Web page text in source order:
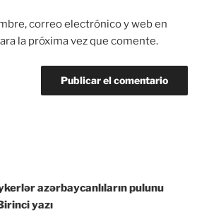
correo electrónico y web en
la próxima vez que comente.
azərbaycanlıların pulunu
yazı